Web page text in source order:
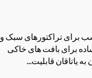
برای تراکتورهای سبک و
برای بافت های خاکی
یاتاقان قابلیت…